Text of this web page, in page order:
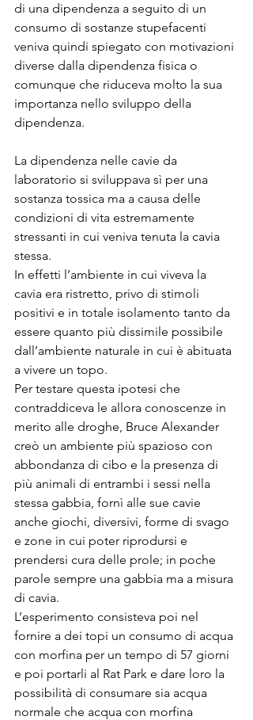
di una dipendenza a seguito di un
consumo di sostanze stupefacenti
veniva quindi spiegato con motivazioni
diverse dalla dipendenza fisica o
comunque che riduceva molto la sua
importanza nello sviluppo della
dipendenza.
La dipendenza nelle cavie da
laboratorio si sviluppava sì per una
sostanza tossica ma a causa delle
condizioni di vita estremamente
stressanti in cui veniva tenuta la cavia
stessa.
In effetti l’ambiente in cui viveva la
cavia era ristretto, privo di stimoli
positivi e in totale isolamento tanto da
essere quanto più dissimile possibile
dall’ambiente naturale in cui è abituata
a vivere un topo.
Per testare questa ipotesi che
contraddiceva le allora conoscenze in
merito alle droghe, Bruce Alexander
creò un ambiente più spazioso con
abbondanza di cibo e la presenza di
più animali di entrambi i sessi nella
stessa gabbia, fornì alle sue cavie
anche giochi, diversivi, forme di svago
e zone in cui poter riprodursi e
prendersi cura delle prole; in poche
parole sempre una gabbia ma a misura
di cavia.
L’esperimento consisteva poi nel
fornire a dei topi un consumo di acqua
con morfina per un tempo di 57 giorni
e poi portarli al Rat Park e dare loro la
possibilità di consumare sia acqua
normale che acqua con morfina